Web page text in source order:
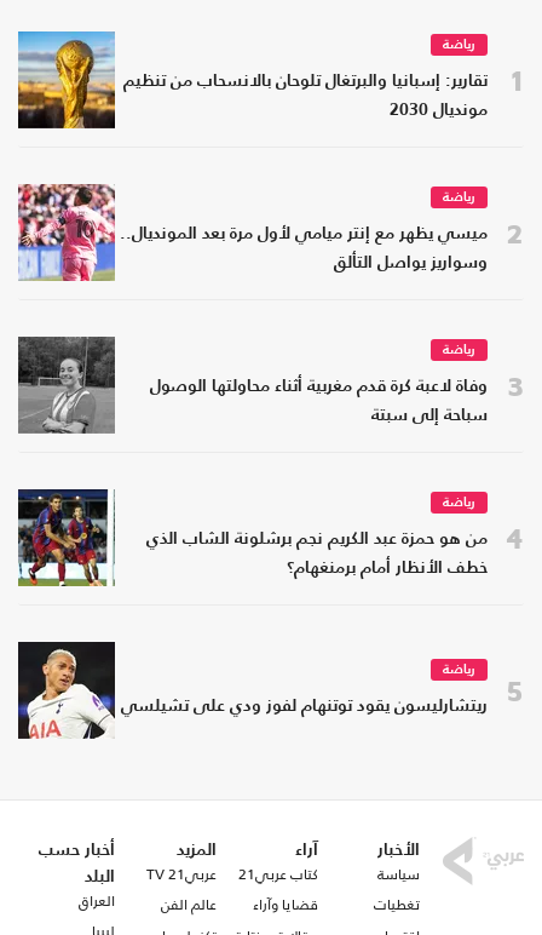
1
رياضة
تقارير: إسبانيا والبرتغال تلوحان بالانسحاب من تنظيم
مونديال 2030
2
رياضة
ميسي يظهر مع إنتر ميامي لأول مرة بعد المونديال..
وسواريز يواصل التألق
3
رياضة
وفاة لاعبة كرة قدم مغربية أثناء محاولتها الوصول
سباحة إلى سبتة
4
رياضة
من هو حمزة عبد الكريم نجم برشلونة الشاب الذي
خطف الأنظار أمام برمنغهام؟
5
رياضة
ريتشارليسون يقود توتنهام لفوز ودي على تشيلسي
الأخبار
سياسة
تغطيات
آراء
كتاب عربي21
قضايا وآراء
المزيد
عربي21 TV
عالم الفن
أخبار حسب
البلد
العراق